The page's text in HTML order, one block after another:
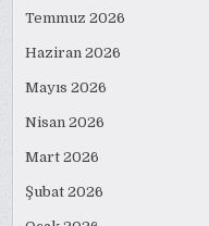
Temmuz 2026
Haziran 2026
Mayıs 2026
Nisan 2026
Mart 2026
Şubat 2026